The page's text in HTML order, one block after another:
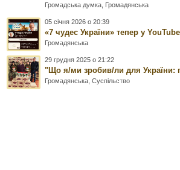
Громадська думка Громадянська
05 січня 2026 о 20:39
«7 чудес України» тепер у
Громадянська
29 грудня 2025 о 21:22
"Що я/ми зробив/ли для України:
Громадянська ,Суспільство